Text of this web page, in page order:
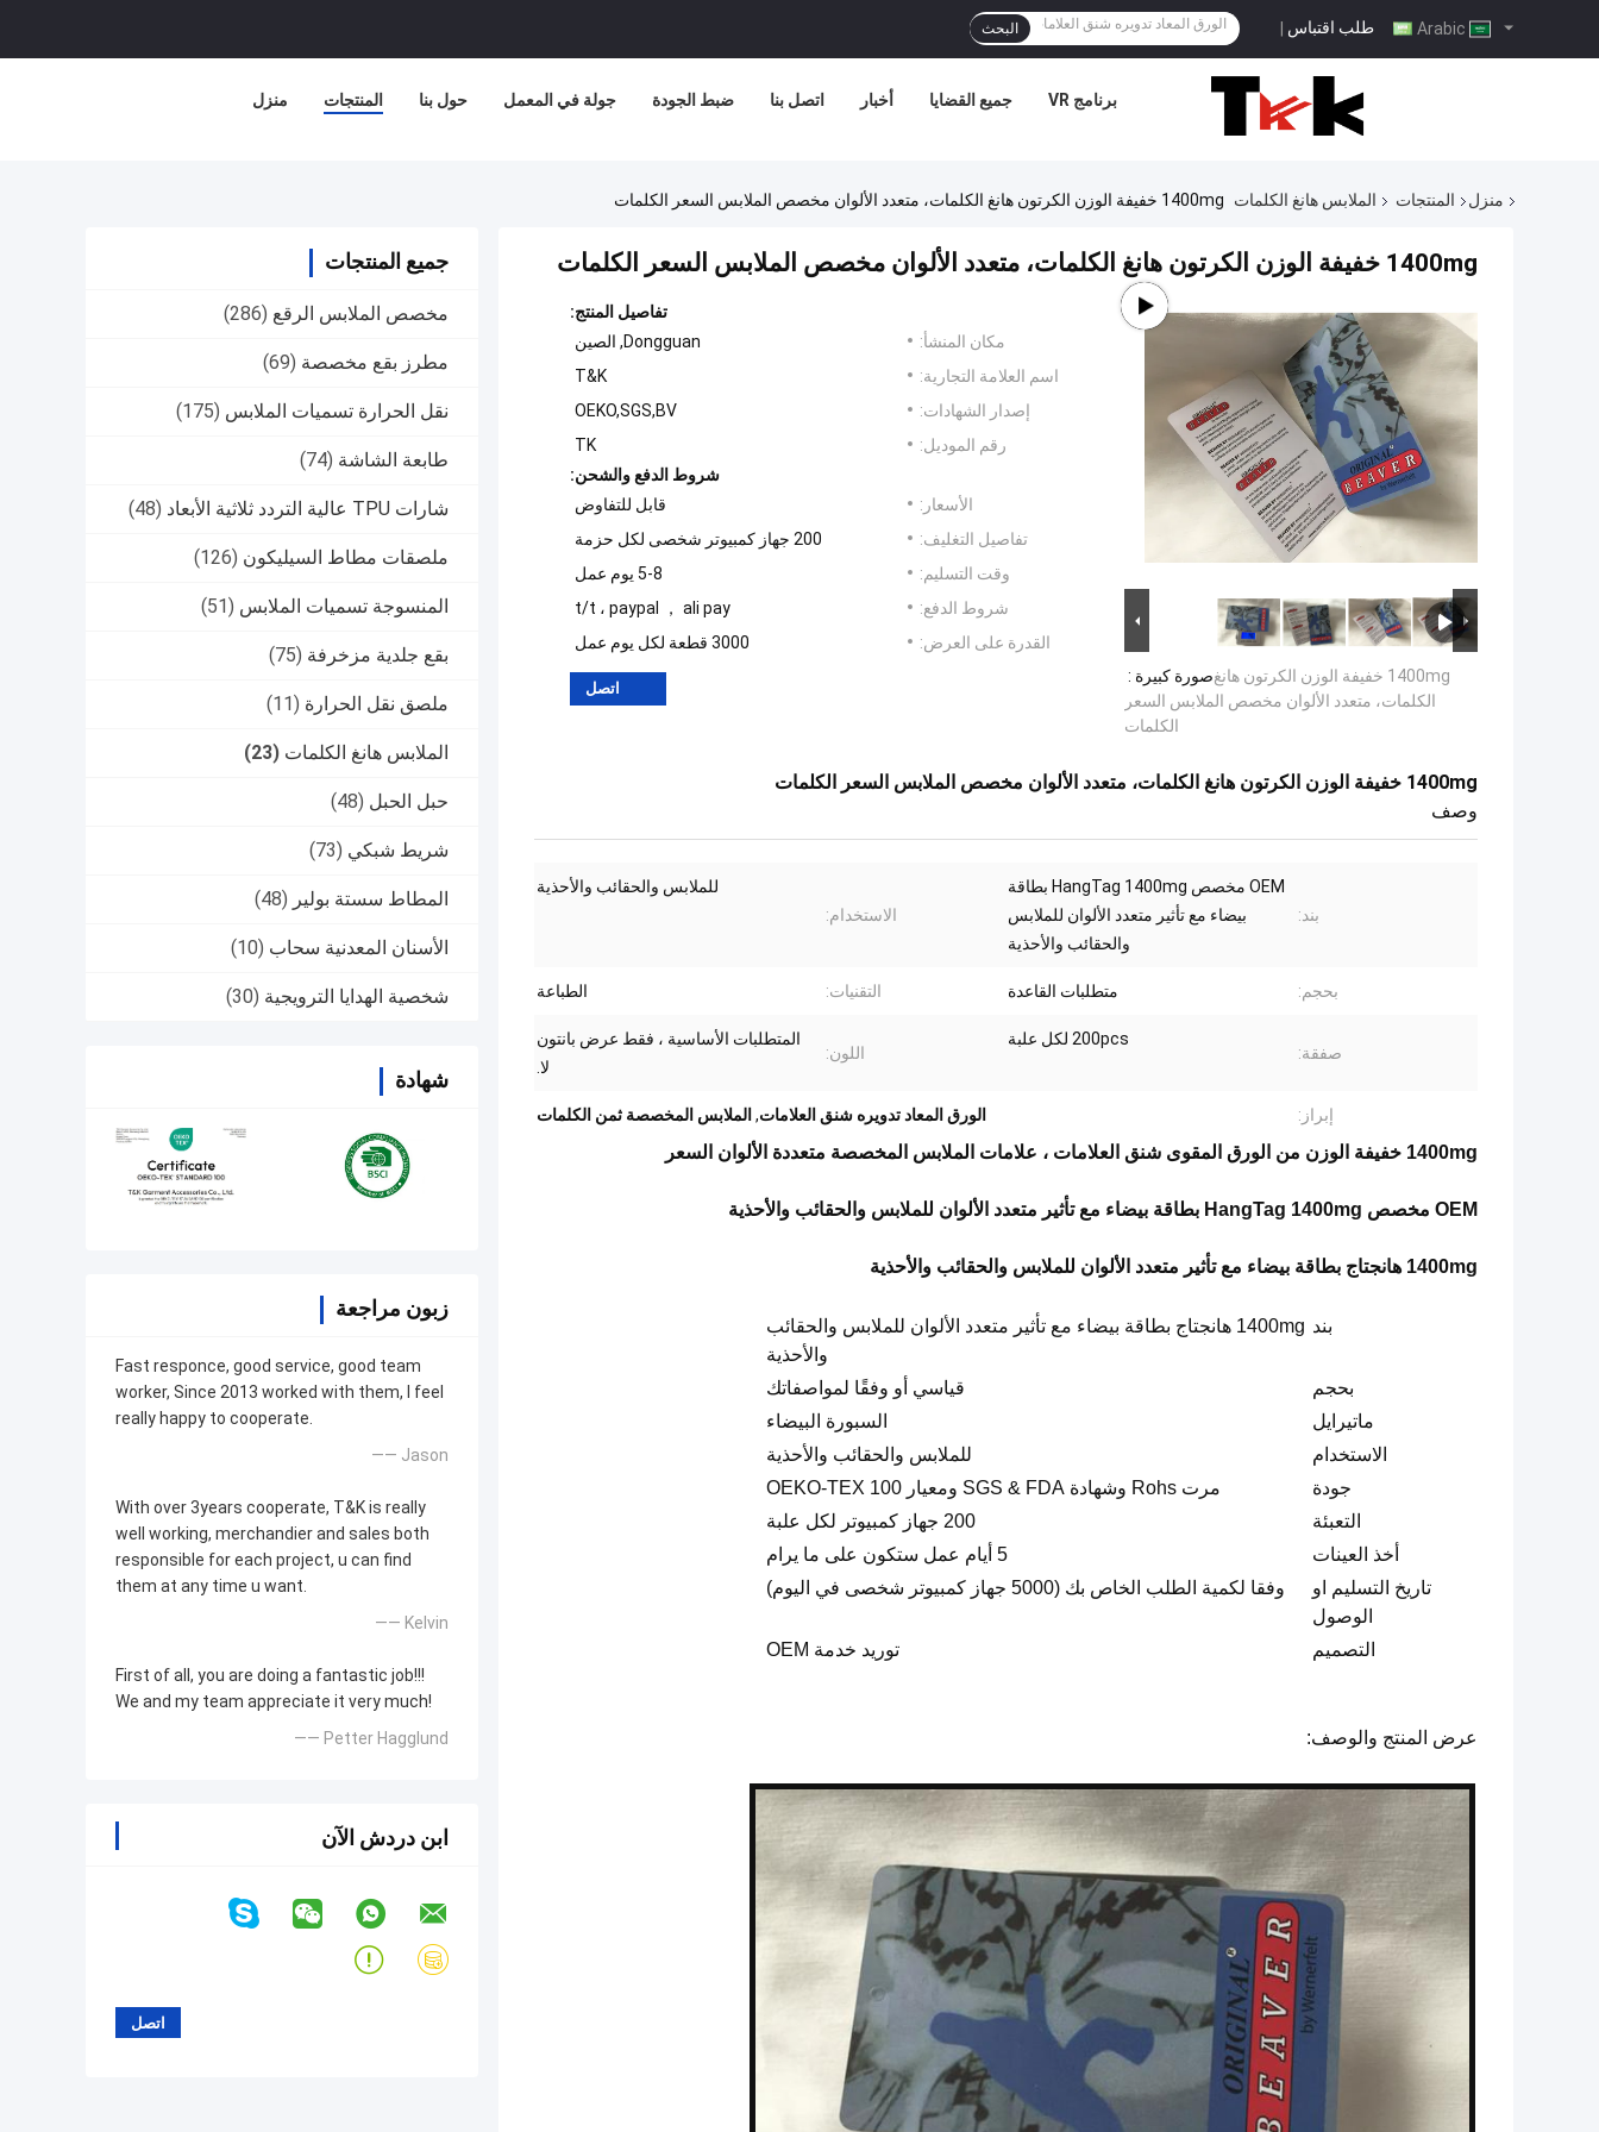
طلب اقتباس | البحث
منزل المنتجات حول بنا جولة في المعمل ضبط الجودة اتصل بنا أخبار جميع القضايا برنامج VR
منزل المنتجات الملابس هانغ الكلمات 1400mg خفيفة الوزن الكرتون هانغ الكلمات، متعدد الألوان مخصص الملابس السعر الكلمات
جميع المنتجات
مخصص الملابس الرقع (286)
مطرز بقع مخصصة (69)
نقل الحرارة تسميات الملابس (175)
طابعة الشاشة (74)
شارات TPU عالية التردد ثلاثية الأبعاد (48)
ملصقات مطاط السيليكون (126)
المنسوجة تسميات الملابس (51)
بقع جلدية مزخرفة (75)
ملصق نقل الحرارة (11)
الملابس هانغ الكلمات (23)
حبل الحبل (48)
شريط شبكي (73)
المطاط سستة بولير (48)
الأسنان المعدنية سحاب (10)
شخصية الهدايا الترويجية (30)
شهادة
زبون مراجعة
Fast responce, good service, good team
worker, Since 2013 worked with them, I feel
really happy to cooperate.
—— Jason
With over 3years cooperate, T&K is really
well working, merchandier and sales both
responsible for each project, u can find
them at any time u want.
—— Kelvin
First of all, you are doing a fantastic job!!!
We and my team appreciate it very much!
—— Petter Hagglund
ابن دردش الآن
1400mg خفيفة الوزن الكرتون هانغ الكلمات، متعدد الألوان مخصص الملابس السعر الكلمات
صورة كبيرة :1400mg خفيفة الوزن الكرتون هانغ
الكلمات، متعدد الألوان مخصص الملابس السعر
الكلمات
تفاصيل المنتج:
مكان المنشأ:
Dongguan, الصين
اسم العلامة التجارية:
T&K
إصدار الشهادات:
OEKO,SGS,BV
رقم الموديل:
TK
شروط الدفع والشحن:
الأسعار:
قابل للتفاوض
تفاصيل التغليف:
200 جهاز كمبيوتر شخصى لكل حزمة
وقت التسليم:
5-8 يوم عمل
شروط الدفع:
t/t ، paypal ， ali pay
القدرة على العرض:
3000 قطعة لكل يوم عمل
اتصل
1400mg خفيفة الوزن الكرتون هانغ الكلمات، متعدد الألوان مخصص الملابس السعر الكلمات
وصف
بند:
OEM مخصص HangTag 1400mg بطاقة
بيضاء مع تأثير متعدد الألوان للملابس
والحقائب والأحذية
الاستخدام:
للملابس والحقائب والأحذية
بحجم: متطلبات القاعدة التقنيات: الطباعة
صفقة:
200pcs لكل علبة
اللون:
المتطلبات الأساسية ، فقط عرض بانتون
لا.
إبراز: الورق المعاد تدويره شنق العلامات, الملابس المخصصة ثمن الكلمات
1400mg خفيفة الوزن من الورق المقوى شنق العلامات ، علامات الملابس المخصصة متعددة الألوان السعر
OEM مخصص HangTag 1400mg بطاقة بيضاء مع تأثير متعدد الألوان للملابس والحقائب والأحذية
1400mg هانجتاج بطاقة بيضاء مع تأثير متعدد الألوان للملابس والحقائب والأحذية
بند
1400mg هانجتاج بطاقة بيضاء مع تأثير متعدد الألوان للملابس والحقائب
والأحذية
بحجم
قياسي أو وفقًا لمواصفاتك
ماتيرايل
السبورة البيضاء
الاستخدام
للملابس والحقائب والأحذية
جودة
مرت Rohs وشهادة SGS & FDA ومعيار OEKO-TEX 100
التعبئة
200 جهاز كمبيوتر لكل علبة
أخذ العينات
5 أيام عمل ستكون على ما يرام
تاريخ التسليم او
الوصول
وفقا لكمية الطلب الخاص بك (5000 جهاز كمبيوتر شخصى في اليوم)
التصميم توريد خدمة OEM
عرض المنتج والوصف: